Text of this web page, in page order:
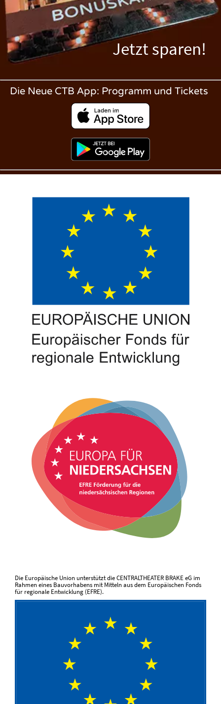
Jetzt sparen!
Die Neue CTB App: Programm und Tickets
Die Europäische Union unterstützt die CENTRALTHEATER BRAKE eG im
Rahmen eines Bauvorhabens mit Mitteln aus dem Europäischen Fonds
für regionale Entwicklung (EFRE).